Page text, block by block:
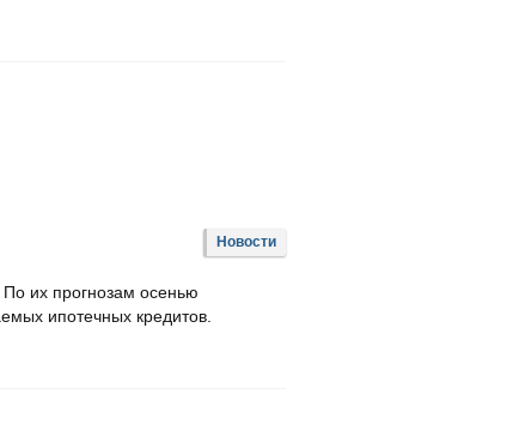
Новости
их прогнозам осенью
ипотечных кредитов.